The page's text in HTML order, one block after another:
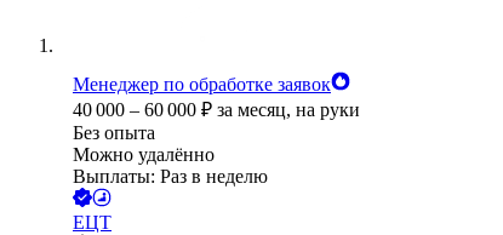
Менеджер по обработке заявок
40 000 – 60 000 ₽ за месяц, на руки
Без опыта
Можно удалённо
Выплаты: Раз в неделю
ЕЦТ